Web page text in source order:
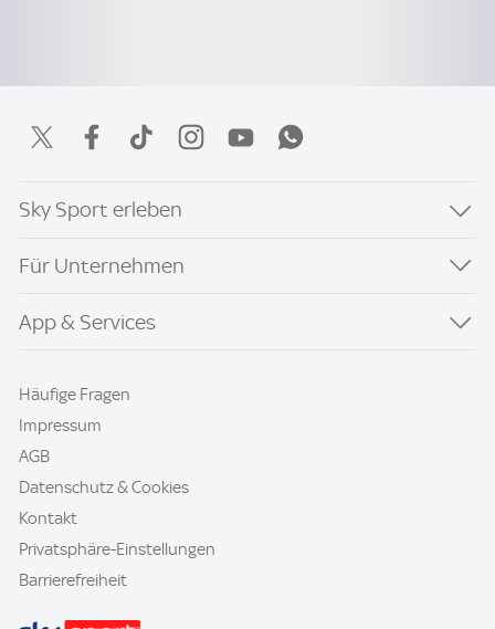
Sky Sport erleben
Für Unternehmen
App & Services
Häufige Fragen
Impressum
AGB
Datenschutz & Cookies
Kontakt
Privatsphäre-Einstellungen
Barrierefreiheit